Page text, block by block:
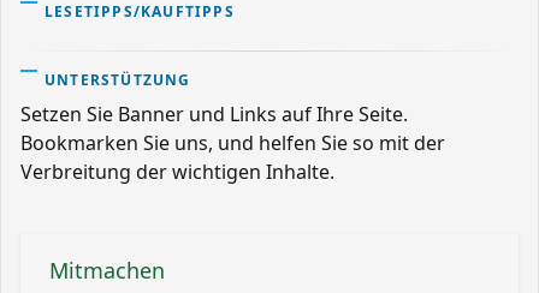
LESETIPPS/KAUFTIPPS
UNTERSTÜTZUNG
Setzen Sie Banner und Links auf Ihre Seite.
Bookmarken Sie uns, und helfen Sie so mit der
Verbreitung der wichtigen Inhalte.
Mitmachen